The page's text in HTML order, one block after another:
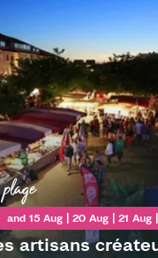
and 15 Aug | 20 Aug | 21 Aug
artisans